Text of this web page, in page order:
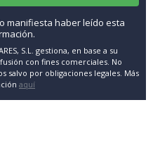
manifiesta haber leído esta
S.L. gestiona, en base a su
con fines comerciales. No
salvo por obligaciones legales. Más
aquí